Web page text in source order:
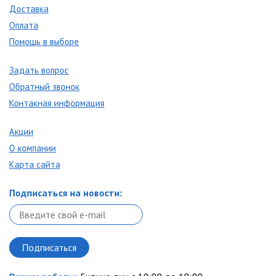
Доставка
Оплата
Помощь в выборе
Задать вопрос
Обратный звонок
Контакная информация
Акции
О компании
Карта сайта
Подписаться на новости: